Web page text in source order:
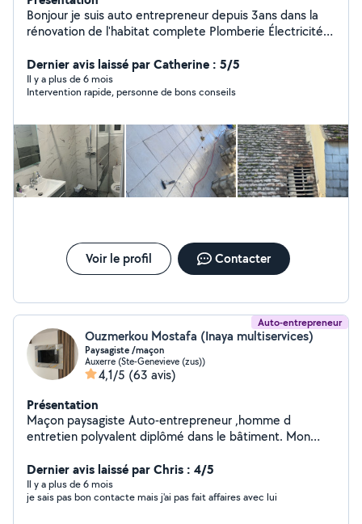
Bonjour je suis auto entrepreneur depuis 3ans dans la
rénovation de l'habitat complete Plomberie Électricité
Domotique Je serait répondre à votre demande je
reste à votre entière disposition
Dernier avis laissé par Catherine : 5/5
Il y a plus de 6 mois
Intervention rapide, personne de bons conseils
Voir le profil Contacter
Auto-entrepreneur
Ouzmerkou Mostafa (Inaya multiservices)
Paysagiste /maçon
Auxerre (Ste-Genevieve (zus))
4,1/5 (63 avis)
Présentation
Maçon paysagiste Auto-entrepreneur ,homme d
entretien polyvalent diplômé dans le bâtiment. Mon
espaces verts /maçonnerie ,nettoyage toiture et
façade,terrasse divers travaux de plomberie sanitaire
bricolage montage de cuisine équipé et pose de
Dernier avis laissé par Chris : 4/5
Il y a plus de 6 mois
je sais pas bon contacte mais j'ai pas fait affaires avec lui